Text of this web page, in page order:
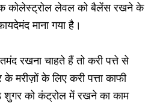
कोलेस्ट्रोल लेवल को बैलेंस रखने के
माना गया है।
रखना चाहते हैं तो करी पत्ते से
मरीज़ों के लिए करी पत्ता काफी
शुगर को कंट्रोल में रखने का काम